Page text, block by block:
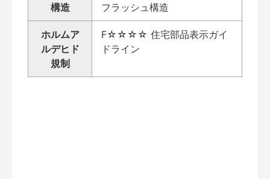
構造 フラッシュ構造
ホルムア
ルデヒド
規制
F☆☆☆☆ 住宅部品表示ガイ
ドライン